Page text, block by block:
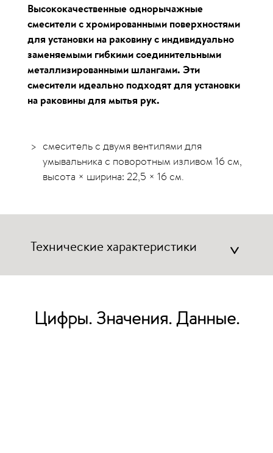
Высококачественные однорычажные
смесители с хромированными поверхностями
для установки на раковину с индивидуально
заменяемыми гибкими соединительными
металлизированными шлангами. Эти
смесители идеально подходят для установки
на раковины для мытья рук.
смеситель с двумя вентилями для
умывальника с поворотным изливом 16 см,
высота × ширина: 22,5 × 16 см.
Технические характеристики >
Цифры. Значения. Данные.